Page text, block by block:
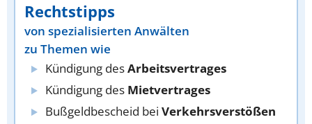
Rechtstipps
von spezialisierten Anwälten
zu Themen wie
Kündigung desArbeitsvertrages
Kündigung des Mietvertrages
Bußgeldbescheid bei Verkehrsverstößen